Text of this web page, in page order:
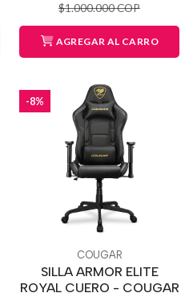
$1.000.000 COP
AGREGAR AL CARRO
-8%
COUGAR
SILLA ARMOR ELITE
ROYAL CUERO - COUGAR